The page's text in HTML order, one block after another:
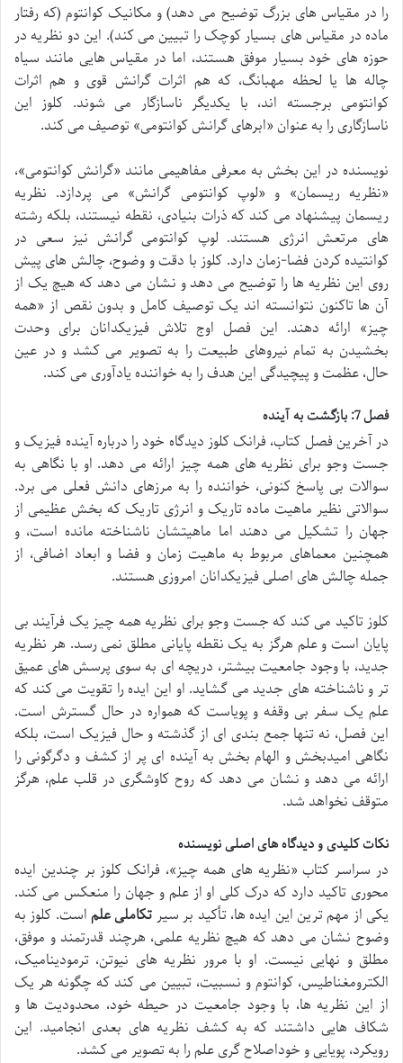
را در مقیاس های بزرگ توضیح می دهد) و مکانیک کوانتوم (که رفتار
ماده در مقیاس های بسیار کوچک را تبیین می کند). این دو نظریه در
حوزه های خود بسیار موفق هستند، اما در مقیاس هایی مانند سیاه
چاله ها یا لحظه مهبانگ، که هم اثرات گرانش قوی و هم اثرات
کوانتومی برجسته اند، با یکدیگر ناسازگار می شوند. کلوز این
ناسازگاری را به عنوان «ابرهای گرانش کوانتومی» توصیف می کند.
نویسنده در این بخش به معرفی مفاهیمی مانند «گرانش کوانتومی»،
«نظریه ریسمان» و «لوپ کوانتومی گرانش» می پردازد. نظریه
ریسمان پیشنهاد می کند که ذرات بنیادی، نقطه نیستند، بلکه رشته
های مرتعش انرژی هستند. لوپ کوانتومی گرانش نیز سعی در
کوانتیده کردن فضا-زمان دارد. کلوز با دقت و وضوح، چالش های پیش
روی این نظریه ها را توضیح می دهد و نشان می دهد که هیچ یک از
آن ها تاکنون نتوانسته اند یک توصیف کامل و بدون نقص از «همه
چیز» ارائه دهند. این فصل اوج تلاش فیزیکدانان برای وحدت
بخشیدن به تمام نیروهای طبیعت را به تصویر می کشد و در عین
حال، عظمت و پیچیدگی این هدف را به خواننده یادآوری می کند.
فصل 7: بازگشت به آینده
در آخرین فصل کتاب، فرانک کلوز دیدگاه خود را درباره آینده فیزیک و
جست وجو برای نظریه های همه چیز ارائه می دهد. او با نگاهی به
سوالات بی پاسخ کنونی، خواننده را به مرزهای دانش فعلی می برد.
سوالاتی نظیر ماهیت ماده تاریک و انرژی تاریک که بخش عظیمی از
جهان را تشکیل می دهند اما ماهیتشان ناشناخته مانده است، و
همچنین معماهای مربوط به ماهیت زمان و فضا و ابعاد اضافی، از
جمله چالش های اصلی فیزیکدانان امروزی هستند.
کلوز تاکید می کند که جست وجو برای نظریه همه چیز یک فرآیند بی
پایان است و علم هرگز به یک نقطه پایانی مطلق نمی رسد. هر نظریه
جدید، با وجود جامعیت بیشتر، دریچه ای به سوی پرسش های عمیق
تر و ناشناخته های جدید می گشاید. او این ایده را تقویت می کند که
علم یک سفر بی وقفه و پویاست که همواره در حال گسترش است.
این فصل، نه تنها جمع بندی ای از گذشته و حال فیزیک است، بلکه
نگاهی امیدبخش و الهام بخش به آینده ای پر از کشف و دگرگونی را
ارائه می دهد و نشان می دهد که روح کاوشگری در قلب علم، هرگز
متوقف نخواهد شد.
نکات کلیدی و دیدگاه های اصلی نویسنده
در سراسر کتاب «نظریه های همه چیز»، فرانک کلوز بر چندین ایده
محوری تاکید دارد که درک کلی او از علم و جهان را منعکس می کند.
یکی از مهم ترین این ایده ها، تأکید بر سیر تکاملی علماست. کلوز به
وضوح نشان می دهد که هیچ نظریه علمی، هرچند قدرتمند و موفق،
مطلق و نهایی نیست. او با مرور نظریه های نیوتن، ترمودینامیک،
الکترومغناطیس، کوانتوم و نسبیت، تبیین می کند که چگونه هر یک
از این نظریه ها، با وجود جامعیت در حیطه خود، محدودیت ها و
شکاف هایی داشتند که به کشف نظریه های بعدی انجامید. این
رویکرد، پویایی و خوداصلاح گری علم را به تصویر می کشد.